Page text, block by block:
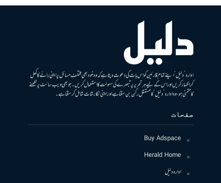
ادارہ ’دلیل‘ اپنے تمام قارئین کو اس بات کی دعوت دیتا ہے کہ وہ خود بھی مختلف مسائل پر اپنی رائے کا کھل
کر اظہار کریں اور اس کے لیے ہر تحریر پر تبصرے کی سہولت کا استعمال کریں۔ جو بھی ویب سائٹ پر لکھنے
کا متمنی ہو، وہ ادارہ ’دلیل‘ کا مستقل رکن بن سکتا ہے اور اپنی نگارشات شامل کرسکتا ہے۔
صفحات
Buy Adspace
Herald Home
ادارہ دلیل